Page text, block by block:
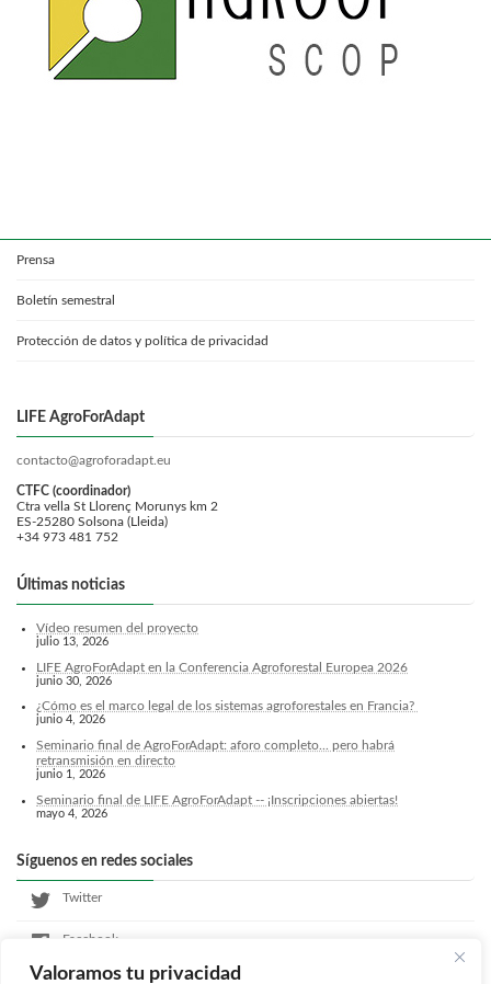
Valoramos tu privacidad
Prensa
Boletín semestral
Protección de datos y política de privacidad
LIFE AgroForAdapt
contacto@agroforadapt.eu
CTFC (coordinador)
Ctra vella St Llorenç Morunys km 2
ES-25280 Solsona (Lleida)
+34 973 481 752
Últimas noticias
Vídeo resumen del proyecto
julio 13, 2026
LIFE AgroForAdapt en la Conferencia Agroforestal Europea 2026
junio 30, 2026
¿Cómo es el marco legal de los sistemas agroforestales en Francia?
junio 4, 2026
Seminario final de AgroForAdapt: aforo completo... pero habrá
retransmisión en directo
junio 1, 2026
Seminario final de LIFE AgroForAdapt -- ¡Inscripciones abiertas!
mayo 4, 2026
Síguenos en redes sociales
Twitter
Facebook
LinkedIn